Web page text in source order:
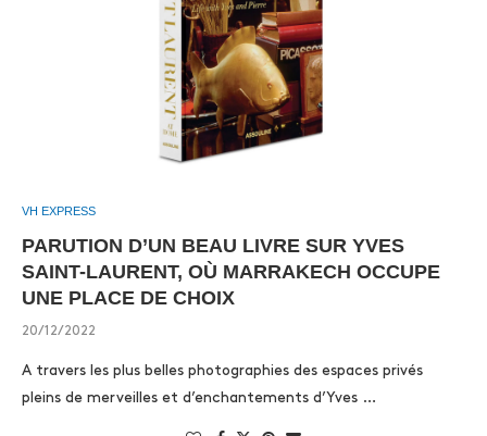
VH EXPRESS
PARUTION D’UN BEAU LIVRE SUR YVES
SAINT-LAURENT, OÙ MARRAKECH OCCUPE
UNE PLACE DE CHOIX
20/12/2022
A travers les plus belles photographies des espaces privés
pleins de merveilles et d’enchantements d’Yves …